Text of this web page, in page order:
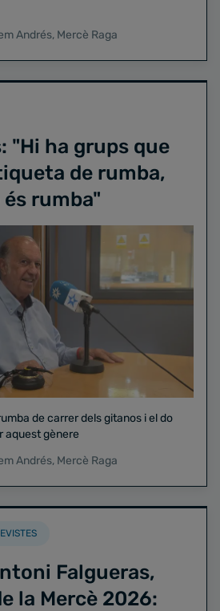
Andrés, Mercè Raga
"Hi ha grups que
de rumba,
rumba"
de carrer dels gitanos i el do
aquest gènere
Andrés, Mercè Raga
Falgueras,
la Mercè 2026: